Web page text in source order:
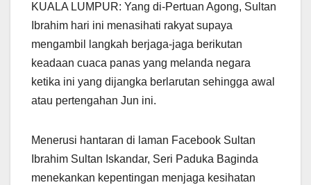
at
s
A
p
p
e
gr
a
m
c
e
b
o
o
ail ar
e
KUALA LUMPUR: Yang di-Pertuan Agong, Sultan
Ibrahim hari ini menasihati rakyat supaya
mengambil langkah berjaga-jaga berikutan
keadaan cuaca panas yang melanda negara
ketika ini yang dijangka berlarutan sehingga awal
atau pertengahan Jun ini.
Menerusi hantaran di laman Facebook Sultan
Ibrahim Sultan Iskandar, Seri Paduka Baginda
menekankan kepentingan menjaga kesihatan